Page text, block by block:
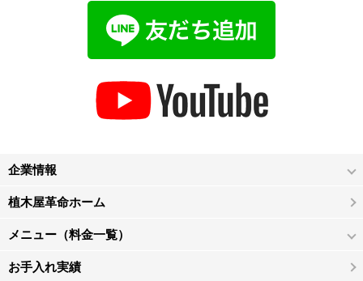
企業情報
植木屋革命ホーム
メニュー（料金一覧）
お手入れ実績